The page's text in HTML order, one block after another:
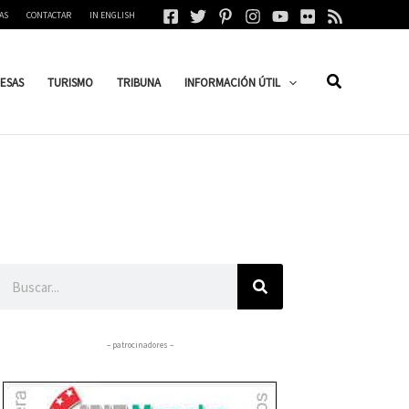
CONTACTAR IN ENGLISH
TURISMO TRIBUNA INFORMACIÓN ÚTIL
– patrocinadores –